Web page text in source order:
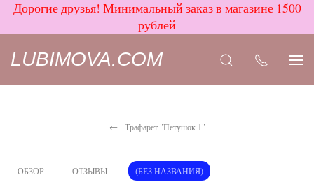
Дорогие друзья! Минимальный заказ в магазине 1500
рублей
LUBIMOVA.COM
Трафарет "Петушок 1"
ОБЗОР ОТЗЫВЫ (БЕЗ НАЗВАНИЯ)